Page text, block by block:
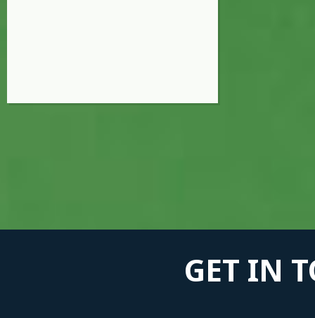
GET IN